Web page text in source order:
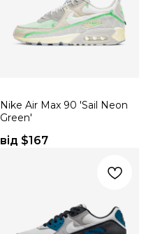
Nike Air Max 90 'Sail Neon
Green'
від $167